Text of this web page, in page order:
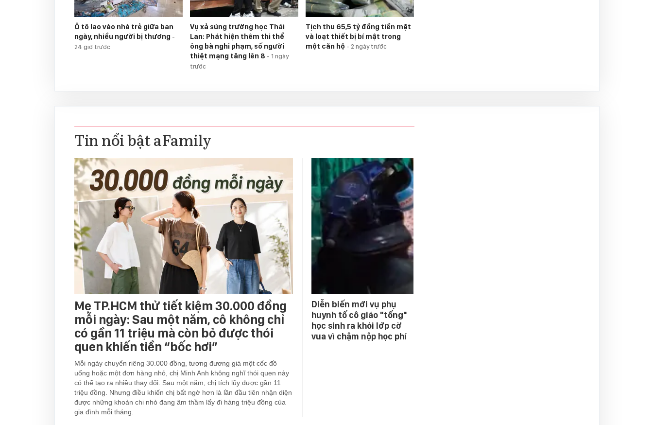
Ô tô lao vào nhà trẻ giữa ban
ngày, nhiều người bị thương -
24 giờ trước
Vụ xả súng trường học Thái
Lan: Phát hiện thêm thi thể
ông bà nghi phạm, số người
thiệt mạng tăng lên 8 - 1 ngày
trước
Tịch thu 65,5 tỷ đồng tiền mặt
và loạt thiết bị bí mật trong
một căn hộ - 2 ngày trước
Tin nổi bật aFamily
Mẹ TP.HCM thử tiết kiệm 30.000 đồng
mỗi ngày: Sau một năm, cô không chỉ
có gần 11 triệu mà còn bỏ được thói
quen khiến tiền “bốc hơi”
Mỗi ngày chuyển riêng 30.000 đồng, tương đương giá một cốc đồ
uống hoặc một đơn hàng nhỏ, chị Minh Anh không nghĩ thói quen này
có thể tạo ra nhiều thay đổi. Sau một năm, chị tích lũy được gần 11
triệu đồng. Nhưng điều khiến chị bất ngờ hơn là lần đầu tiên nhận diện
được những khoản chi nhỏ đang âm thầm lấy đi hàng triệu đồng của
gia đình mỗi tháng.
Diễn biến mới vụ phụ
huynh tố cô giáo "tống"
học sinh ra khỏi lớp cờ
vua vì chậm nộp học phí